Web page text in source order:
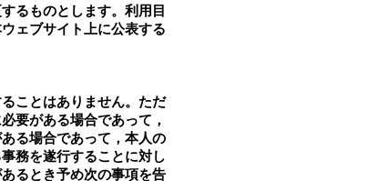
るものとします。利用目
ェブサイト上に公表する
ことはありません。ただ
要がある場合であって，
る場合であって，本人の
務を遂行することに対し
るとき予め次の事項を告